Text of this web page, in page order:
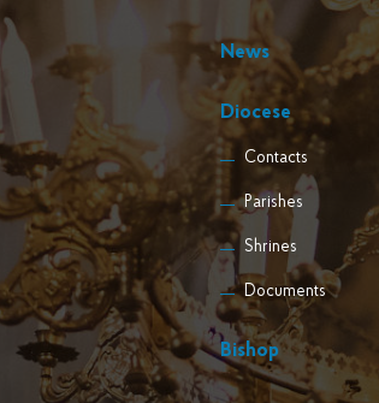
News
Diocese
Contacts
Parishes
Shrines
Documents
Bishop